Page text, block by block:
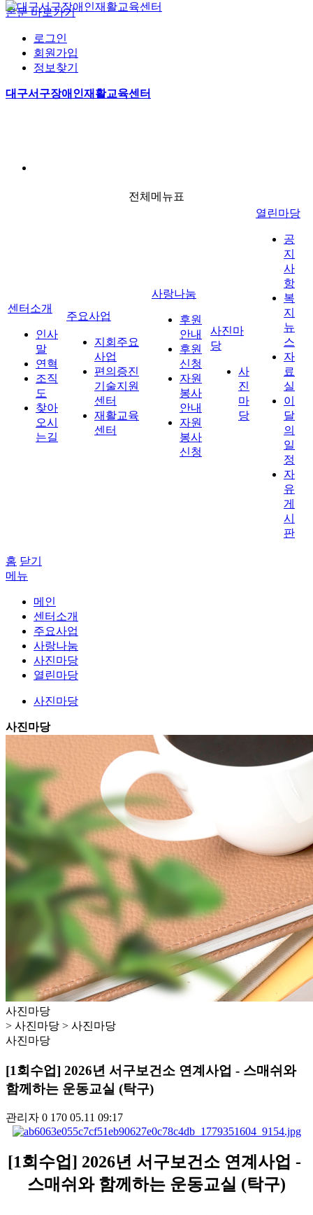
본문 바로가기
로그인
회원가입
정보찾기
대구서구장애인재활교육센터
지회주요사업
공지사항
전체메뉴표
센터소개
인사
말
연혁
조직
도
찾아
오시
는길
주요사업
지회주요
사업
편의증진
기술지원
센터
재활교육
센터
사랑나눔
후원
안내
후원
신청
자원
봉사
안내
자원
봉사
신청
사진마
당
사
진
마
당
열린마당
공
지
사
항
복
지
뉴
스
자
료
실
이
달
의
일
정
자
유
게
시
판
홈 닫기
메뉴
메인
센터소개
주요사업
사랑나눔
사진마당
열린마당
사진마당
사진마당
사진마당
> 사진마당 > 사진마당
사진마당
[1회수업] 2026년 서구보건소 연계사업 - 스매쉬와
함께하는 운동교실 (탁구)
관리자 0 170 05.11 09:17
[1회수업] 2026년 서구보건소 연계사업 -
스매쉬와 함께하는 운동교실 (탁구)